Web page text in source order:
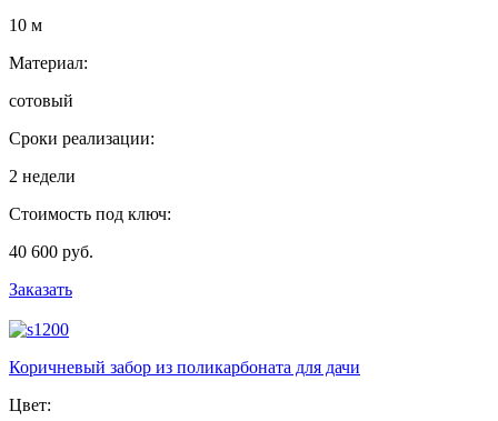
10 м
Материал:
сотовый
Сроки реализации:
2 недели
Стоимость под ключ:
40 600 руб.
Заказать
Коричневый забор из поликарбоната для дачи
Цвет: